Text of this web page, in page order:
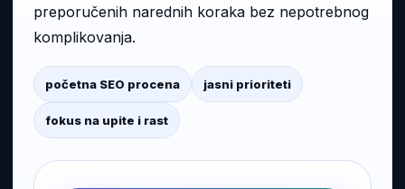
preporučenih narednih koraka bez nepotrebnog
komplikovanja.
početna SEO procena jasni prioriteti
fokus na upite i rast